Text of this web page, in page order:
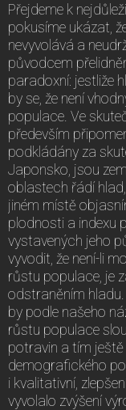
Přejdeme k
pokusíme ukázat,
nevyvolává a
původcem
paradoxní: jestliže
by se, že není
populace. Ve
především
podkládány za
Japonsko, jsou
oblastech řádí
jiném místě
plodnosti a indexu
vystavených jeho
vyvodit, že není-li
růstu populace, je
odstraněním
by podle našeho
růstu populace
potravin a tím
demografického
i kvalitativní,
vyvolalo zvýšení